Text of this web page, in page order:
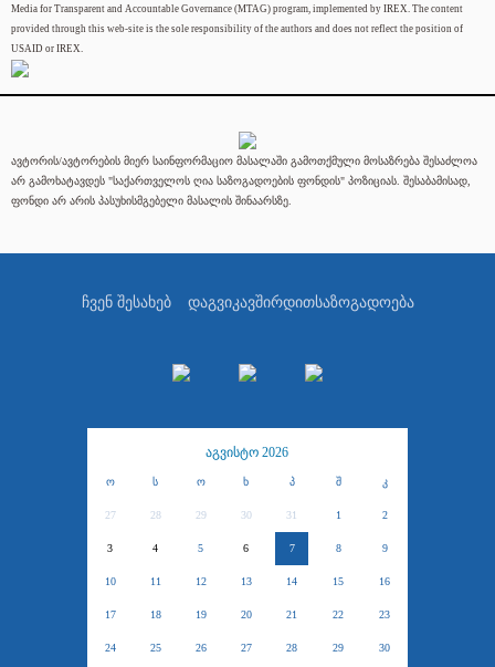
Media for Transparent and Accountable Governance (MTAG) program, implemented by IREX. The content
provided through this web-site is the sole responsibility of the authors and does not reflect the position of
USAID or IREX.
ავტორის/ავტორების მიერ საინფორმაციო მასალაში გამოთქმული მოსაზრება შესაძლოა
არ გამოხატავდეს "საქართველოს ღია საზოგადოების ფონდის" პოზიციას. შესაბამისად,
ფონდი არ არის პასუხისმგებელი მასალის შინაარსზე.
ჩვენ შესახებ დაგვიკავშირდითსაზოგადოება
აგვისტო 2026
ო ს ო ხ პ შ კ
27 28 29 30 31 1 2
3 4 5 6 7 8 9
10 11 12 13 14 15 16
17 18 19 20 21 22 23
24 25 26 27 28 29 30